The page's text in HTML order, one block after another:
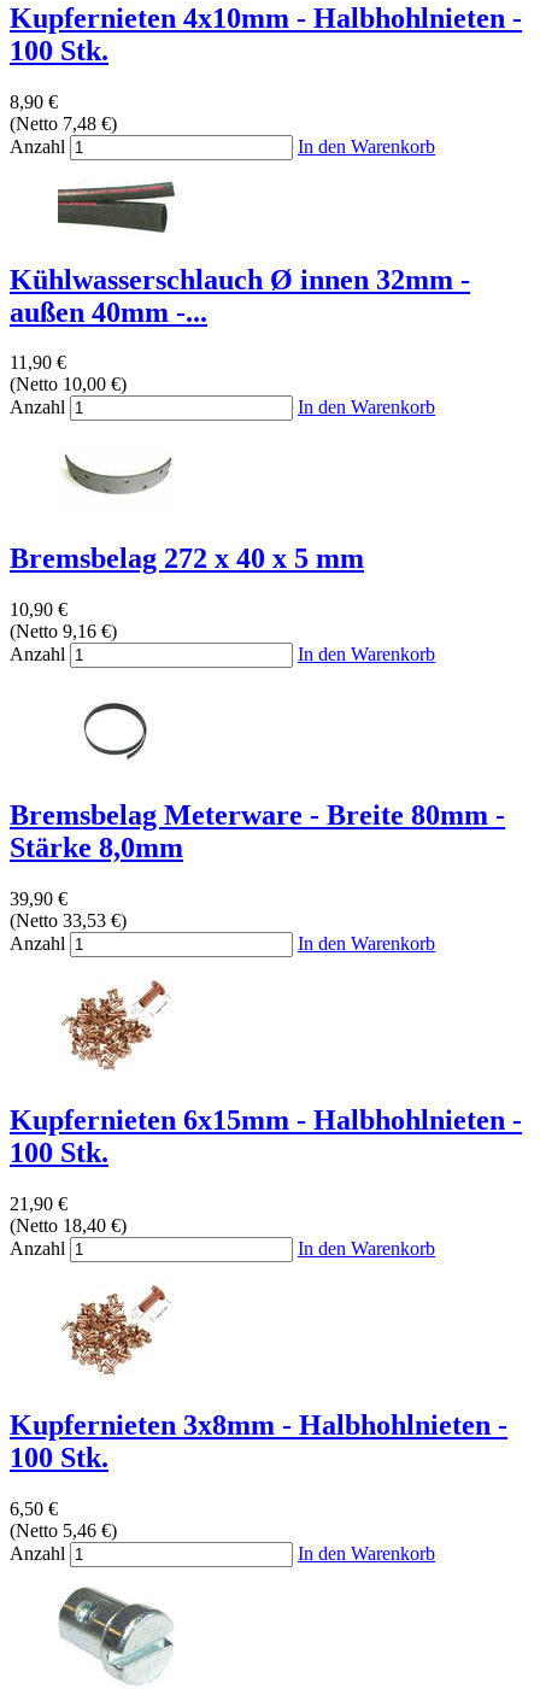
Kupfernieten 4x10mm - Halbhohlnieten -
100 Stk.
8,90 €
(Netto 7,48 €)
Anzahl
In den Warenkorb
Kühlwasserschlauch Ø innen 32mm -
außen 40mm -...
11,90 €
(Netto 10,00 €)
Anzahl
In den Warenkorb
Bremsbelag 272 x 40 x 5 mm
10,90 €
(Netto 9,16 €)
Anzahl
In den Warenkorb
Bremsbelag Meterware - Breite 80mm -
Stärke 8,0mm
39,90 €
(Netto 33,53 €)
Anzahl
In den Warenkorb
Kupfernieten 6x15mm - Halbhohlnieten -
100 Stk.
21,90 €
(Netto 18,40 €)
Anzahl
In den Warenkorb
Kupfernieten 3x8mm - Halbhohlnieten -
100 Stk.
6,50 €
(Netto 5,46 €)
Anzahl
In den Warenkorb